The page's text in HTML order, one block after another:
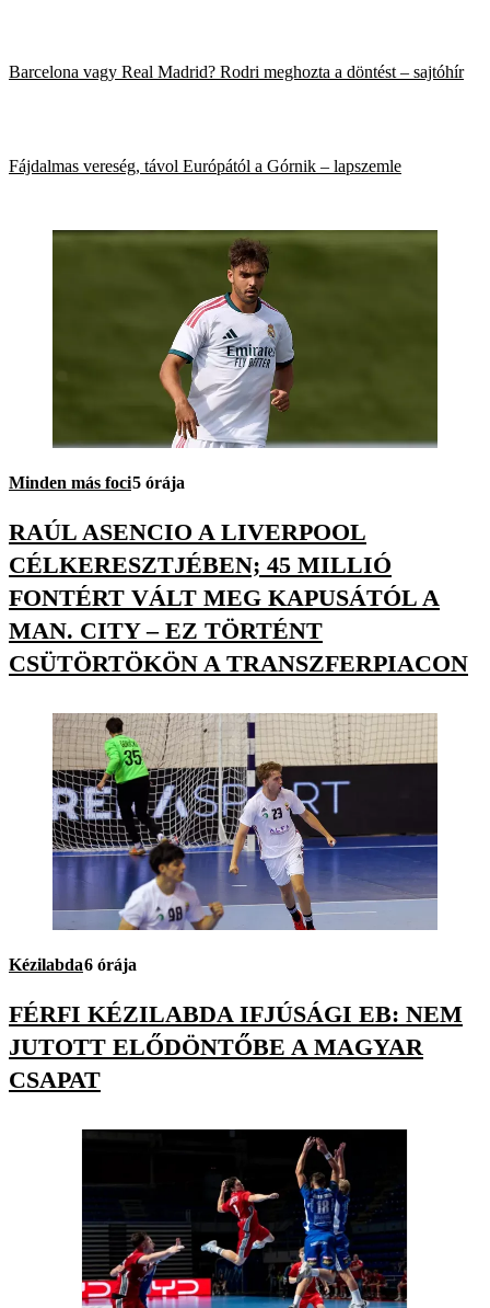
Barcelona vagy Real Madrid? Rodri meghozta a döntést – sajtóhír
Fájdalmas vereség, távol Európától a Górnik – lapszemle
Minden más foci5 órája
RAÚL ASENCIO A LIVERPOOL
CÉLKERESZTJÉBEN; 45 MILLIÓ
FONTÉRT VÁLT MEG KAPUSÁTÓL A
MAN. CITY – EZ TÖRTÉNT
CSÜTÖRTÖKÖN A TRANSZFERPIACON
Kézilabda6 órája
FÉRFI KÉZILABDA IFJÚSÁGI EB: NEM
JUTOTT ELŐDÖNTŐBE A MAGYAR
CSAPAT